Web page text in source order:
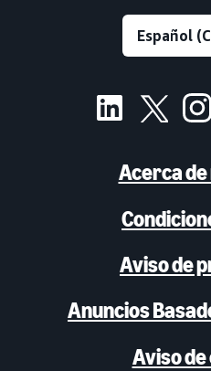
Acerca
Aviso de
Anuncios
Aviso